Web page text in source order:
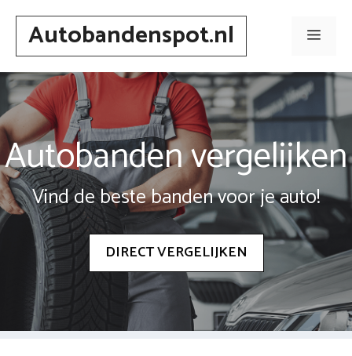
Spring
inhoudAutobandenspot.nl Menu
Autobanden vergelijken
Vind de beste banden voor je auto!
DIRECT VERGELIJKEN